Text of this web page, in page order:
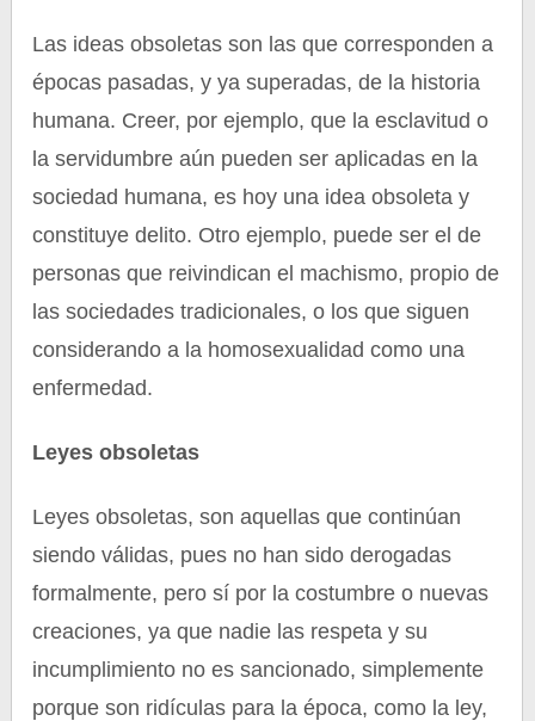
Las ideas obsoletas son las que corresponden a
épocas pasadas, y ya superadas, de la historia
humana. Creer, por ejemplo, que la esclavitud o
la servidumbre aún pueden ser aplicadas en la
sociedad humana, es hoy una idea obsoleta y
constituye delito. Otro ejemplo, puede ser el de
personas que reivindican el machismo, propio de
las sociedades tradicionales, o los que siguen
considerando a la homosexualidad como una
enfermedad.
Leyes obsoletas
Leyes obsoletas, son aquellas que continúan
siendo válidas, pues no han sido derogadas
formalmente, pero sí por la costumbre o nuevas
creaciones, ya que nadie las respeta y su
incumplimiento no es sancionado, simplemente
porque son ridículas para la época, como la ley,